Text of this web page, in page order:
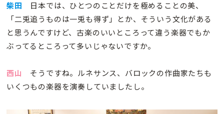
柴田 日本では、ひとつのことだけを極めることの美、
「二兎追うものは一兎も得ず」とか、そういう文化がある
と思うんですけど、古楽のいいところって違う楽器でもか
ぶってるところって多いじゃないですか。
西山
そうですね。ルネサンス、バロックの作曲家たちも
いくつもの楽器を演奏していましたし。